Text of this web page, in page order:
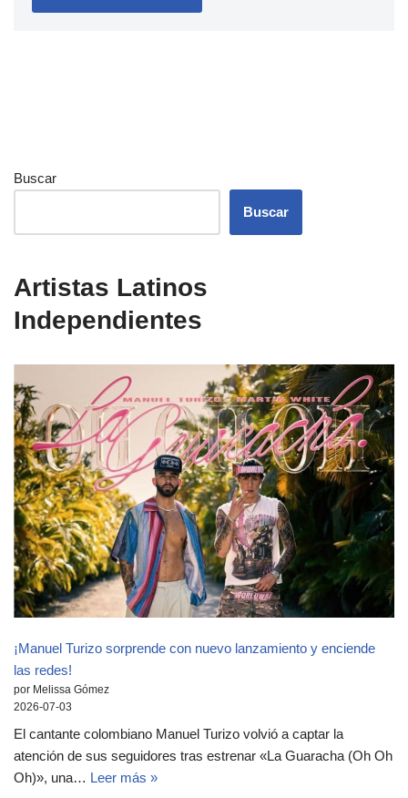
Buscar
Buscar
Artistas Latinos
Independientes
¡Manuel Turizo sorprende con nuevo lanzamiento y enciende
las redes!
por Melissa Gómez
2026-07-03
El cantante colombiano Manuel Turizo volvió a captar la
atención de sus seguidores tras estrenar «La Guaracha (Oh Oh
Oh)», una… Leer más »